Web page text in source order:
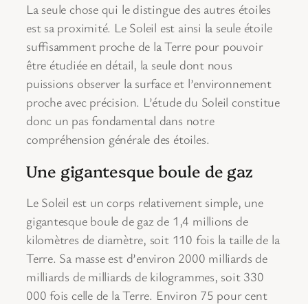
La seule chose qui le distingue des autres étoiles
est sa proximité. Le Soleil est ainsi la seule étoile
suffisamment proche de la Terre pour pouvoir
être étudiée en détail, la seule dont nous
puissions observer la surface et l’environnement
proche avec précision. L’étude du Soleil constitue
donc un pas fondamental dans notre
compréhension générale des étoiles.
Une gigantesque boule de gaz
Le Soleil est un corps relativement simple, une
gigantesque boule de gaz de 1,4 millions de
kilomètres de diamètre, soit 110 fois la taille de la
Terre. Sa masse est d’environ 2000 milliards de
milliards de milliards de kilogrammes, soit 330
000 fois celle de la Terre. Environ 75 pour cent